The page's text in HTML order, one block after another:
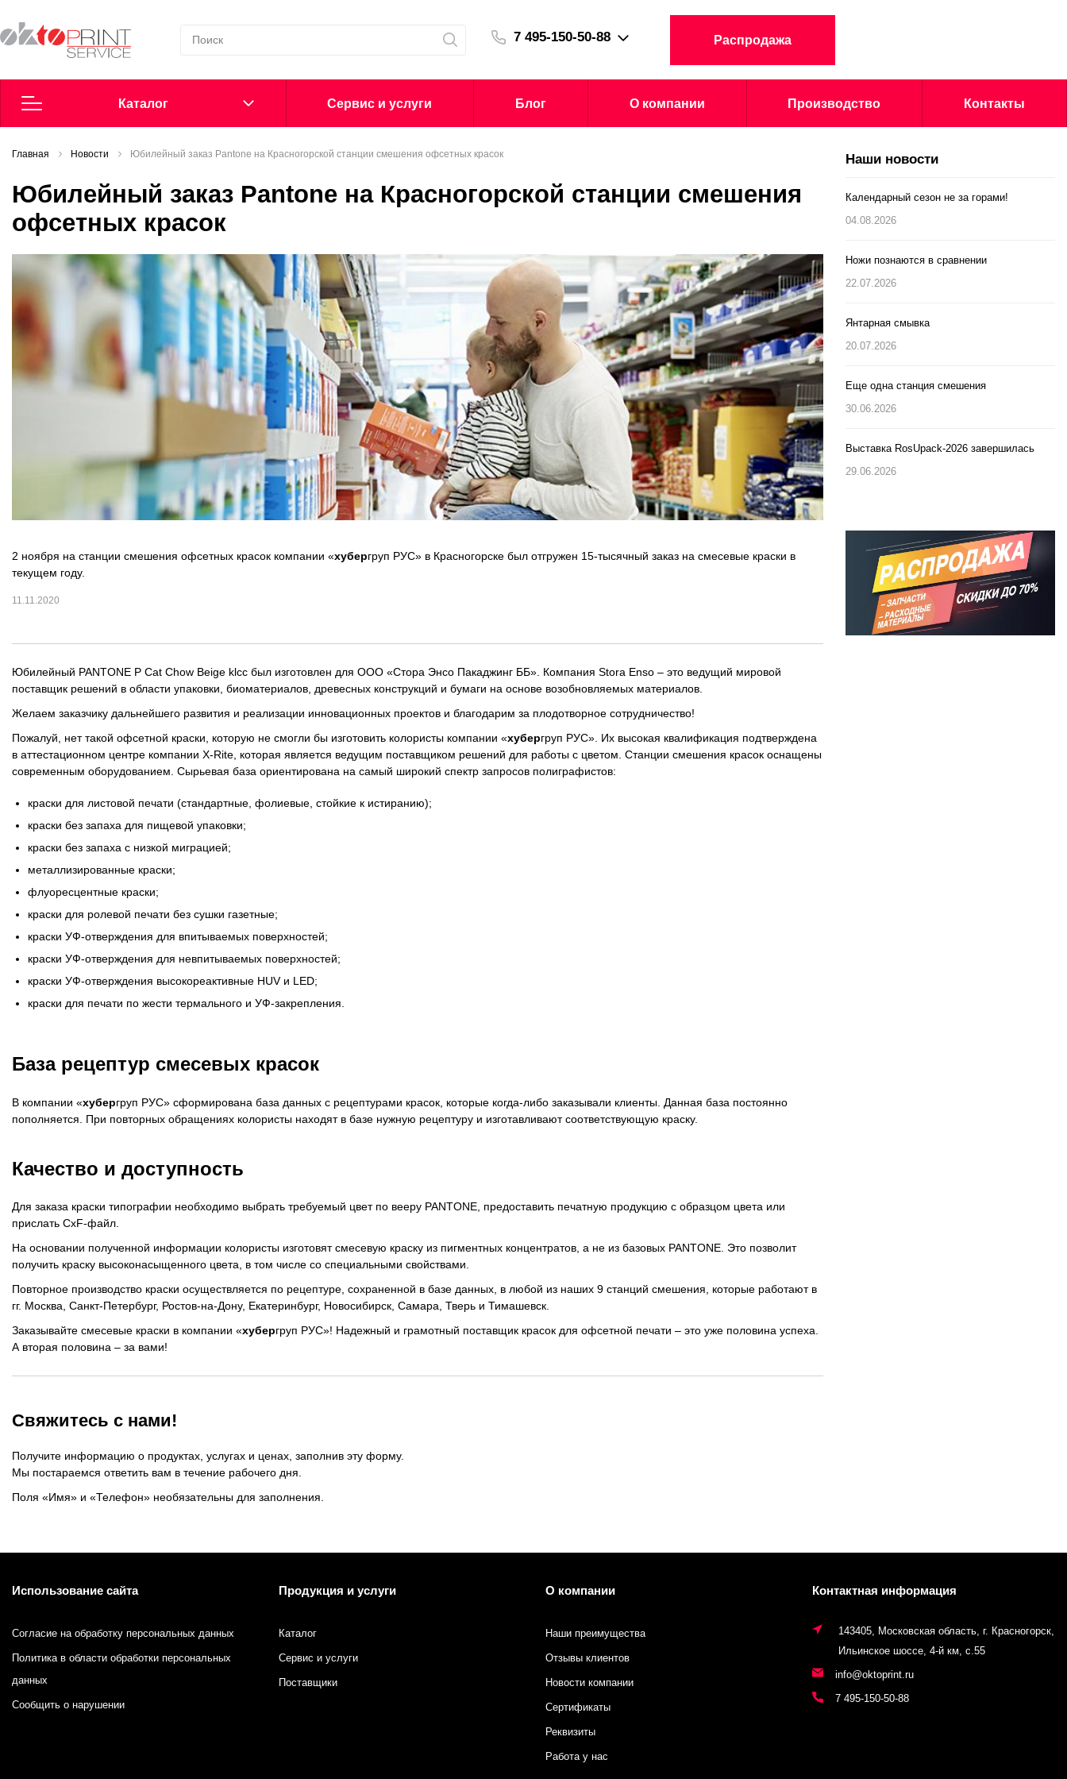
7 495-150-50-88 Распродажа
Каталог
Согласие на обработку персональных данных
Политика в области обработки персональных данных
Сообщить о нарушении
Офсетные пластины
Добавки в увлажнение
Лакировальные полотна
Специализированные краски
Лаки
Поддекельные материалы
Полотна для автоматической смывки и ручной очистки
Смывки
Противоотмарывающие материалы
Клеи для полиграфии
Клеи для упаковки
Приборы и средства контроля
Запчасти
Упаковочные материалы
Материалы для производства ротогравюрных цилиндров
Материалы для глубокой и сольвентной флексографской печати
Cервис и услуги Блог О компании Производство Контакты
Наши новости
Календарный сезон не за горами!
04.08.2026
Ножи познаются в сравнении
22.07.2026
Янтарная смывка
20.07.2026
Еще одна станция смешения
30.06.2026
Выставка RosUpack-2026 завершилась
29.06.2026
Главная Новости Юбилейный заказ Pantone на Красногорской станции смешения офсетных красок
Юбилейный заказ Pantone на Красногорской станции смешения
офсетных красок
2 ноября на станции смешения офсетных красок компании «хубергруп РУС» в Красногорске был отгружен 15-тысячный заказ на смесевые краски в
текущем году.
11.11.2020
Юбилейный PANTONE P Cat Chow Beige klcc был изготовлен для ООО «Стора Энсо Пакаджинг ББ». Компания Stora Enso – это ведущий мировой
поставщик решений в области упаковки, биоматериалов, древесных конструкций и бумаги на основе возобновляемых материалов.
Желаем заказчику дальнейшего развития и реализации инновационных проектов и благодарим за плодотворное сотрудничество!
Пожалуй, нет такой офсетной краски, которую не смогли бы изготовить колористы компании «хубергруп РУС». Их высокая квалификация подтверждена
в аттестационном центре компании X-Rite, которая является ведущим поставщиком решений для работы с цветом. Станции смешения красок оснащены
современным оборудованием. Сырьевая база ориентирована на самый широкий спектр запросов полиграфистов:
краски для листовой печати (стандартные, фолиевые, стойкие к истиранию);
краски без запаха для пищевой упаковки;
краски без запаха с низкой миграцией;
металлизированные краски;
флуоресцентные краски;
краски для ролевой печати без сушки газетные;
краски УФ-отверждения для впитываемых поверхностей;
краски УФ-отверждения для невпитываемых поверхностей;
краски УФ-отверждения высокореактивные HUV и LED;
краски для печати по жести термального и УФ-закрепления.
База рецептур смесевых красок
В компании «хубергруп РУС» сформирована база данных с рецептурами красок, которые когда-либо заказывали клиенты. Данная база постоянно
пополняется. При повторных обращениях колористы находят в базе нужную рецептуру и изготавливают соответствующую краску.
Качество и доступность
Для заказа краски типографии необходимо выбрать требуемый цвет по вееру PANTONE, предоставить печатную продукцию с образцом цвета или
прислать CxF-файл.
На основании полученной информации колористы изготовят смесевую краску из пигментных концентратов, а не из базовых PANTONE. Это позволит
получить краску высоконасыщенного цвета, в том числе со специальными свойствами.
Повторное производство краски осуществляется по рецептуре, сохраненной в базе данных, в любой из наших 9 станций смешения, которые работают в
гг. Москва, Санкт-Петербург, Ростов-на-Дону, Екатеринбург, Новосибирск, Самара, Тверь и Тимашевск.
Заказывайте смесевые краски в компании «хубергруп РУС»! Надежный и грамотный поставщик красок для офсетной печати – это уже половина успеха.
А вторая половина – за вами!
Свяжитесь с нами!
Получите информацию о продуктах, услугах и ценах, заполнив эту форму.
Мы постараемся ответить вам в течение рабочего дня.
Поля «Имя» и «Телефон» необязательны для заполнения.
Использование сайта
Согласие на обработку персональных данных
Политика в области обработки персональных
данных
Сообщить о нарушении
Продукция и услуги
Каталог
Сервис и услуги
Поставщики
О компании
Наши преимущества
Отзывы клиентов
Новости компании
Сертификаты
Реквизиты
Работа у нас
Контактная информация
143405, Московская область, г. Красногорск,
Ильинское шоссе, 4-й км, с.55
info@oktoprint.ru
7 495-150-50-88